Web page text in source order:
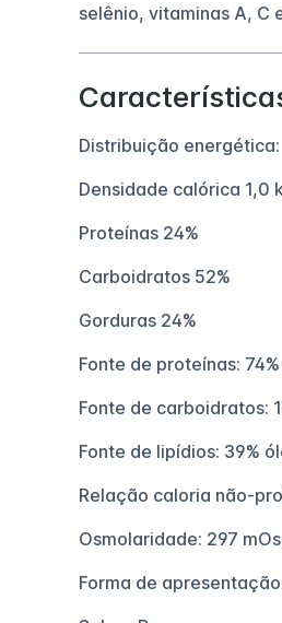
selênio, vitaminas A, C
Distribuição energética:
Densidade calórica 1,0
Proteínas 24%
Carboidratos 52%
Gorduras 24%
Fonte de proteínas:
Fonte de carboidratos:
Fonte de lipídios: 39%
Relação caloria não-
Osmolaridade: 297
Forma de